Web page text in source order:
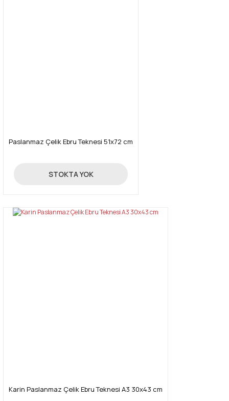
Paslanmaz Çelik Ebru Teknesi 51x72 cm
3.000,00 TL
STOKTA YOK
Karin Paslanmaz Çelik Ebru Teknesi A3 30x43 cm